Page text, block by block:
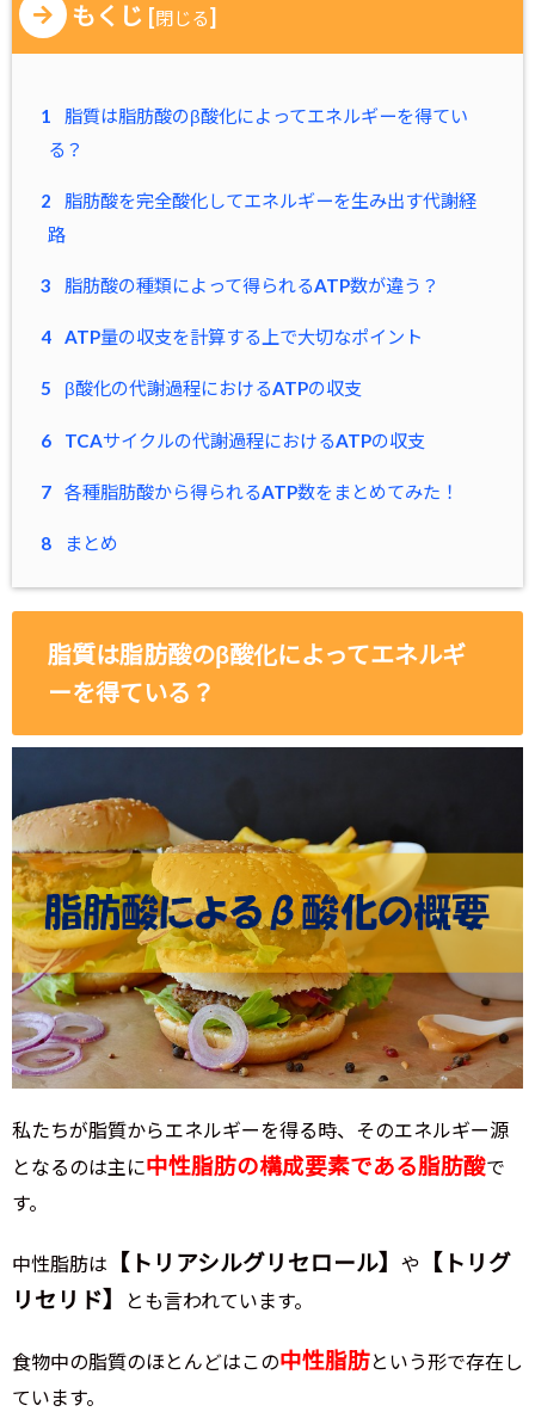
もくじ [閉じる]
1
脂質は脂肪酸のβ酸化によってエネルギーを得てい
る？
2
脂肪酸を完全酸化してエネルギーを生み出す代謝経
路
3 脂肪酸の種類によって得られるATP数が違う？
4 ATP量の収支を計算する上で大切なポイント
5 β酸化の代謝過程におけるATPの収支
6 TCAサイクルの代謝過程におけるATPの収支
7 各種脂肪酸から得られるATP数をまとめてみた！
8 まとめ
脂質は脂肪酸のβ酸化によってエネルギ
ーを得ている？
私たちが脂質からエネルギーを得る時、そのエネルギー源
となるのは主に中性脂肪の構成要素である脂肪酸で
す。
中性脂肪は 【トリアシルグリセロール】 や
【トリグ
リセリド】
とも言われています。
食物中の脂質のほとんどはこの中性脂肪という形で存在し
ています。